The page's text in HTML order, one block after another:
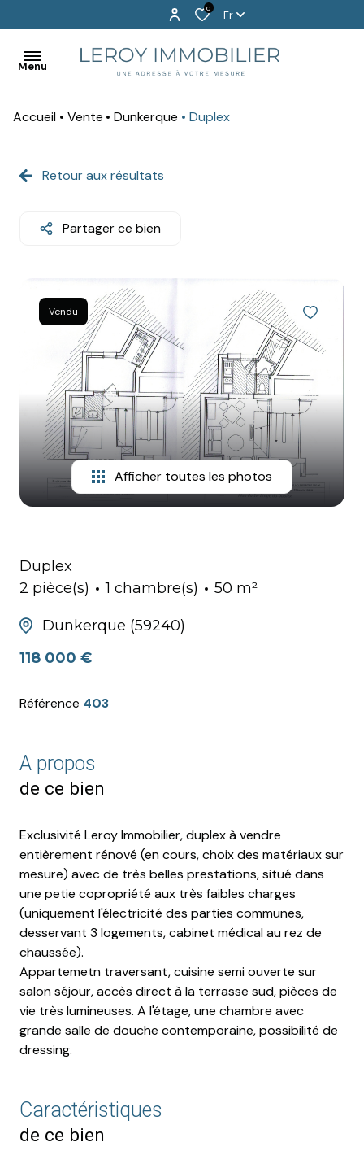
0 Fr
Menu
EXCLUSIVITÉS
LOUER
NEUFS
VENDU
HONORAIRES
Accueil Vente Dunkerque Duplex
Retour aux résultats
Partager ce bien
Vendu
Afficher toutes les photos
Duplex
2 pièce(s)
1 chambre(s) 50 m²
Dunkerque (59240)
118 000 €
Référence 403
A propos
de ce bien
Exclusivité Leroy Immobilier, duplex à vendre
entièrement rénové (en cours, choix des matériaux sur
mesure) avec de très belles prestations, situé dans
une petie copropriété aux très faibles charges
(uniquement l'électricité des parties communes,
desservant 3 logements, cabinet médical au rez de
chaussée).
Appartemetn traversant, cuisine semi ouverte sur
salon séjour, accès direct à la terrasse sud, pièces de
vie très lumineuses. A l'étage, une chambre avec
grande salle de douche contemporaine, possibilité de
dressing.
Caractéristiques
de ce bien